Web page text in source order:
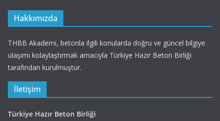
Hakkımızda
THBB Akademi, betonla ilgili konularda doğru ve güncel bilgiye
ulaşımı kolaylaştırmak amacıyla Türkiye Hazır Beton Birliği
tarafından kurulmuştur.
İletişim
Türkiye Hazır Beton Birliği